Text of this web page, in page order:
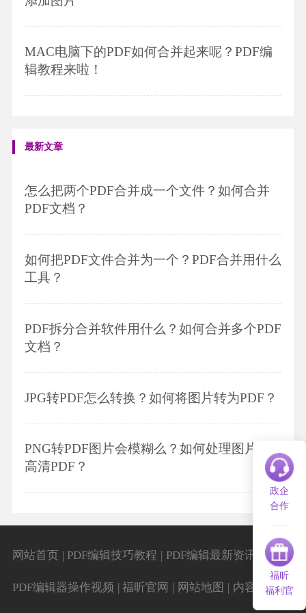
MAC电脑下的PDF如何合并起来呢？PDF编
辑教程来啦！
最新文章
怎么把两个PDF合并成一个文件？如何合并
PDF文档？
如何把PDF文件合并为一个？PDF合并用什么
工具？
PDF拆分合并软件用什么？如何合并多个PDF
文档？
JPG转PDF怎么转换？如何将图片转为PDF？
PNG转PDF图片会模糊么？如何处理图片转
高清PDF？
政企
合作
福昕
福利官
网站首页 | PDF编辑技巧教程 | PDF编辑最新资讯
PDF编辑器操作视频 | 福昕官网 | 网站地图 | 内容导航 |